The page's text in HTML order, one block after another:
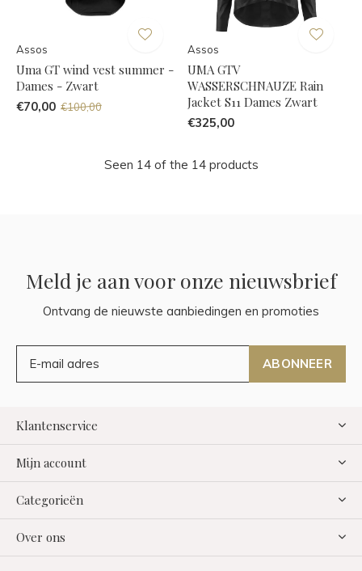
Assos
Uma GT wind vest summer -
Dames - Zwart
€70,00 €100,00
Assos
UMA GTV
WASSERSCHNAUZE Rain
Jacket S11 Dames Zwart
€325,00
Seen 14 of the 14 products
Meld je aan voor onze nieuwsbrief
Ontvang de nieuwste aanbiedingen en promoties
ABONNEER
Klantenservice
Mijn account
Categorieën
Over ons